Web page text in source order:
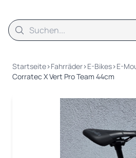
Suche
Startseite›Fahrräder›E-Bikes›E-
Corratec X Vert Pro Team 44cm